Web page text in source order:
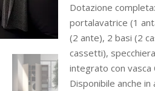
Dotazione
portalavatrice (1
(2 ante), 2 basi (2
cassetti),
integrato con vasca
Disponibile anche